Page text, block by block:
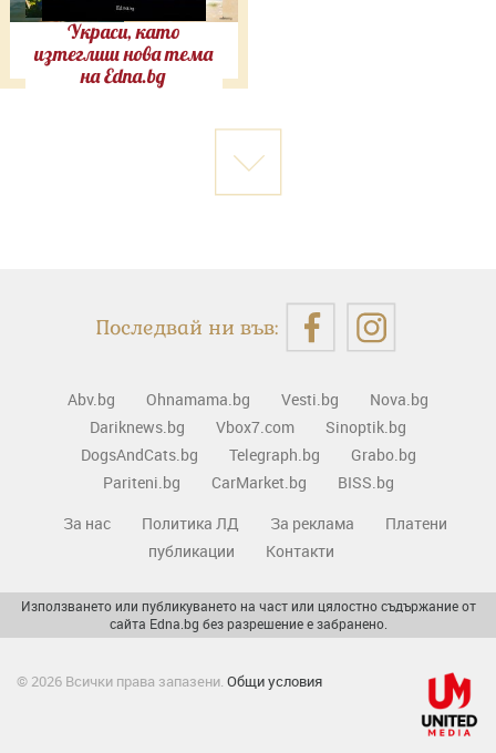
Украси, като
изтеглиш нова тема
на Edna.bg
Последвай ни във:
Abv.bg Ohnamama.bg Vesti.bg
Nova.bg
Dariknews.bg
Vbox7.com
Sinoptik.bg
DogsAndCats.bg
Telegraph.bg
Grabo.bg
Pariteni.bg
CarMarket.bg
BISS.bg
За нас
Политика ЛД За реклама
Платени
публикации
Контакти
Използването или публикуването на част или цялостно съдържание от
сайта Edna.bg без разрешение е забранено.
© 2026 Всички права запазени. Общи условия